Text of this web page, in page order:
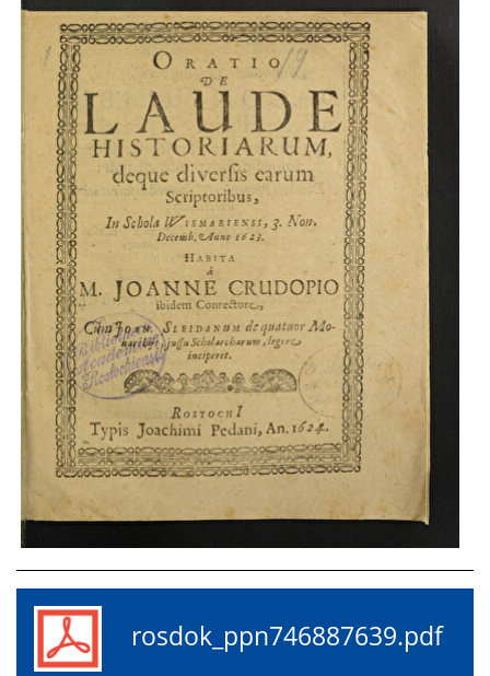
rosdok_ppn746887639.pdf